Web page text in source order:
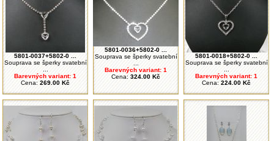
5801-0037+5802-0 ...
Souprava se šperky svatební
Barevných variant: 1
Cena: 269.00 Kč
5801-0036+5802-0 ...
Souprava se šperky svatební
Barevných variant: 1
Cena: 324.00 Kč
5801-0018+5802-0 ...
Souprava se šperky svatební
Barevných variant: 1
Cena: 224.00 Kč